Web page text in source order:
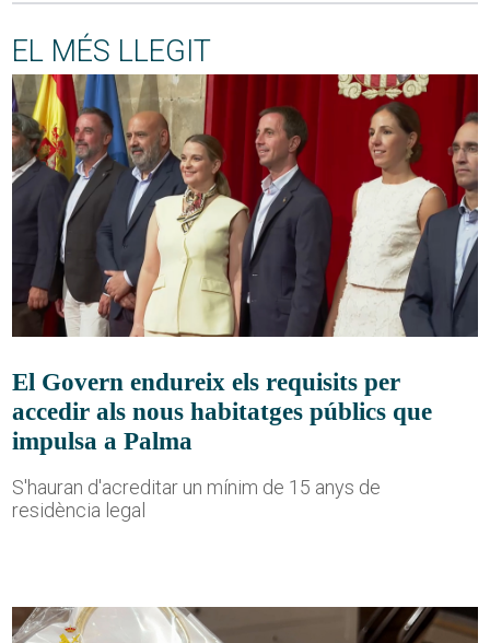
EL MÉS LLEGIT
El Govern endureix els requisits per
accedir als nous habitatges públics que
impulsa a Palma
S'hauran d'acreditar un mínim de 15 anys de
residència legal